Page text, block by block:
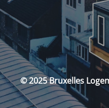
© 2025 Bruxelles